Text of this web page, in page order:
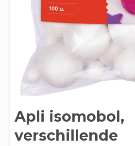
Apli isomobol,
verschillende